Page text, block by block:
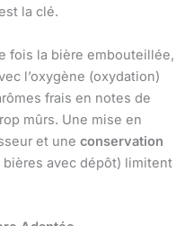
la clé.
fois la bière embouteillée,
l’oxygène (oxydation)
frais en notes de
mûrs. Une mise en
et une conservation
avec dépôt) limitent